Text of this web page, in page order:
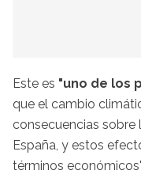
Este es "uno de los
que el cambio
consecuencias sobre
España, y estos
términos